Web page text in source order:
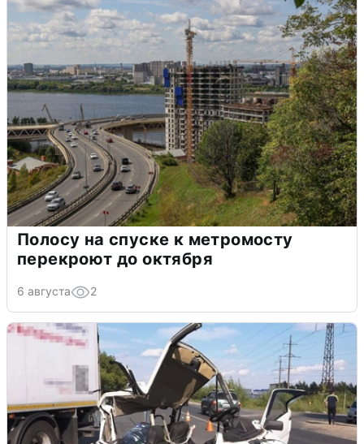
Полосу на спуске к метромосту
перекроют до октября
6 августа 2